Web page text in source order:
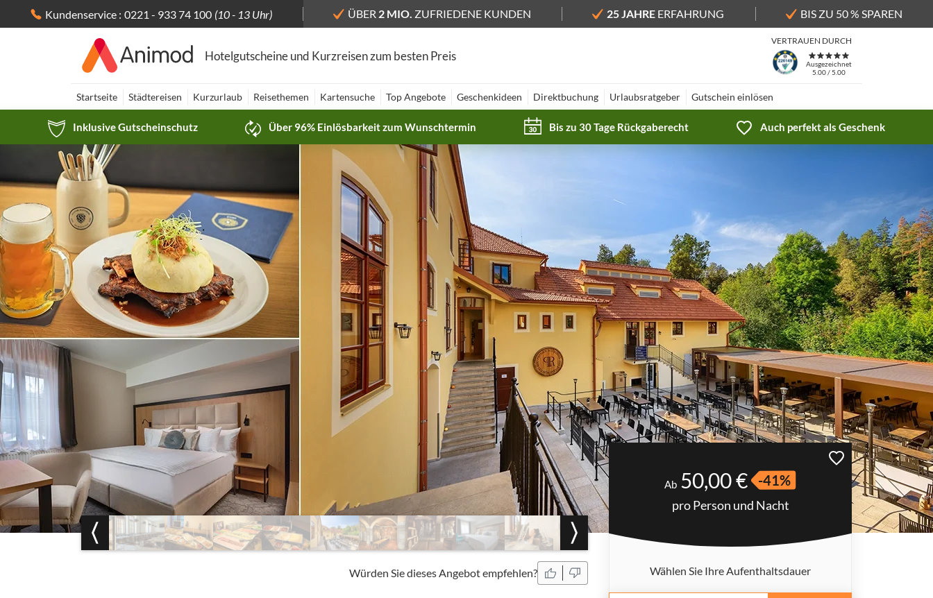
Kundenservice : 0221 - 933 74 100 (10 - 13 Uhr) ÜBER 2 MIO. ZUFRIEDENE KUNDEN 25 JAHRE ERFAHRUNG BIS ZU 50 % SPAREN
Hotelgutscheine und Kurzreisen zum besten Preis
VERTRAUEN DURCH
Ausgezeichnet
5.00 / 5.00
Startseite Städtereisen Kurzurlaub Reisethemen Kartensuche Top Angebote Geschenkideen Direktbuchung Urlaubsratgeber Gutschein einlösen
Inklusive Gutscheinschutz Über 96% Einlösbarkeit zum Wunschtermin Bis zu 30 Tage Rückgaberecht Auch perfekt als Geschenk
Würden Sie dieses Angebot empfehlen?
Ab 50,00 € -41%
pro Person und Nacht
Wählen Sie Ihre Aufenthaltsdauer